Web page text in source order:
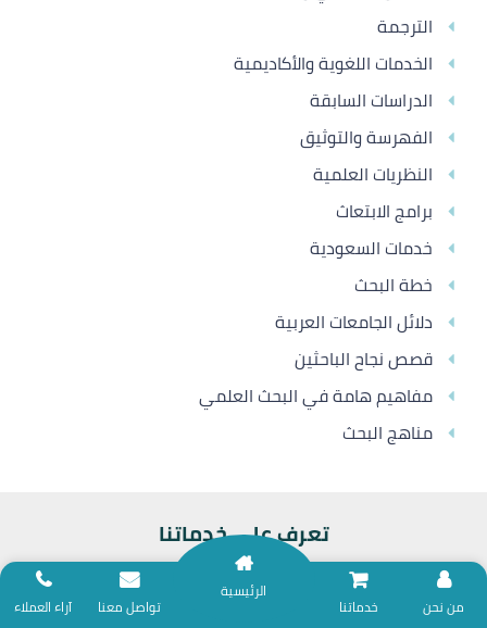
الترجمة
الخدمات اللغوية والأكاديمية
الدراسات السابقة
الفهرسة والتوثيق
النظريات العلمية
برامج الابتعاث
خدمات السعودية
خطة البحث
دلائل الجامعات العربية
قصص نجاح الباحثين
مفاهيم هامة في البحث العلمي
مناهج البحث
تعرف على خدماتنا
نلتزم بتقديم خدمات المساندة البحثية وفق ضوابط الأمانة العلمية؛ لذا نعتذر عن
آراء العملاء تواصل معنا
الرئيسية
خدماتنا
من نحن